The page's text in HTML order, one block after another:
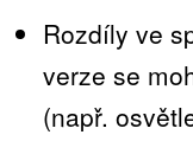
Rozdíly ve
verze se
(např.